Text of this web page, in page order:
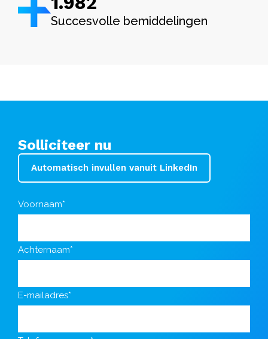
Succesvolle bemiddelingen
Solliciteer nu
Automatisch invullen vanuit LinkedIn
Voornaam*
Achternaam*
E-mailadres*